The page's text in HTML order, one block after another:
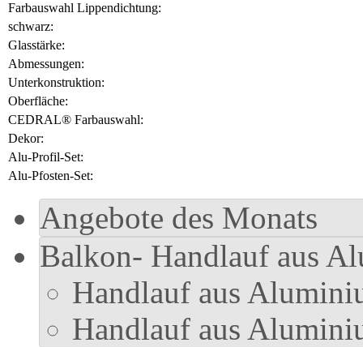
Farbauswahl Lippendichtung:
schwarz:
Glasstärke:
Abmessungen:
Unterkonstruktion:
Oberfläche:
CEDRAL® Farbauswahl:
Dekor:
Alu-Profil-Set:
Alu-Pfosten-Set:
Angebote des Monats
Balkon- Handlauf aus
Handlauf aus
Handlauf aus